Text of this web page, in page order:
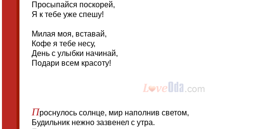
Просыпайся поскорей,
Я к тебе уже спешу!
Милая моя, вставай,
Кофе я тебе несу,
День с улыбки начинай,
Подари всем красоту!
Проснулось солнце, мир наполнив светом,
Будильник нежно зазвенел с утра.